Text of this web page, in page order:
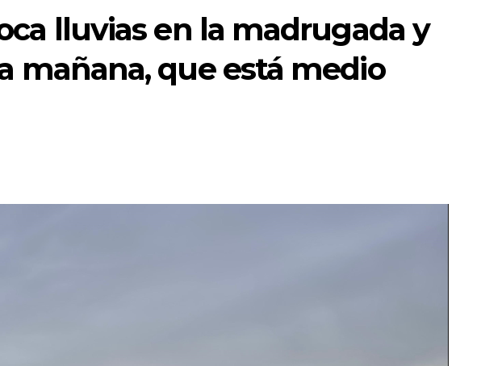
lluvias en la madrugada y
mañana, que está medio